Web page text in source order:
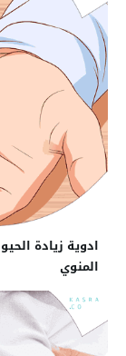
ادوية زيادة
المنوي